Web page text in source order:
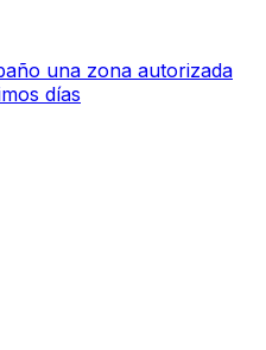
una zona autorizada
días